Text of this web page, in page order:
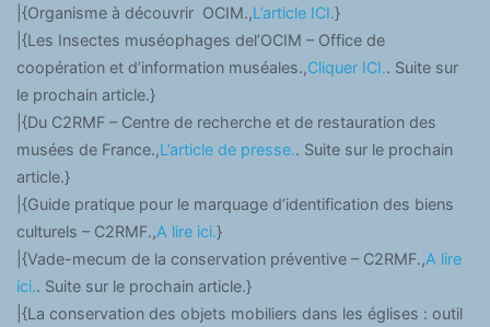
|{Organisme à découvrir OCIM.,L’article ICI.}
|{Les Insectes muséophages del’OCIM – Office de
coopération et d’information muséales.,Cliquer ICI.. Suite sur
le prochain article.}
|{Du C2RMF – Centre de recherche et de restauration des
musées de France.,L’article de presse.. Suite sur le prochain
article.}
|{Guide pratique pour le marquage d’identification des biens
culturels – C2RMF.,A lire ici.}
|{Vade-mecum de la conservation préventive – C2RMF.,A lire
ici.. Suite sur le prochain article.}
|{La conservation des objets mobiliers dans les églises : outil